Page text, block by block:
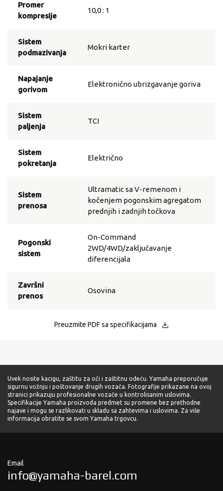
Promer
kompresije
10,0 : 1
Sistem
podmazivanja
Mokri karter
Napajanje
gorivom
Elektronično ubrizgavanje goriva
Sistem
paljenja
TCI
Sistem
pokretanja
Električno
Sistem
prenosa
Ultramatic sa V-remenom i
kočenjem pogonskim agregatom
prednjih i zadnjih točkova
Pogonski
sistem
On-Command
2WD/4WD/zaključavanje
diferencijala
Završni
prenos
Osovina
Preuzmite PDF sa specifikacijama
Uvek nosite kacigu, zaštitu za oči i zaštitnu odeću. Yamaha preporučuje
sigurnu vožnju i poštovanje drugih vozača. Fotografije prikazane na ovoj
stranici prikazuju profesionalne vozače u kontrolisanim uslovima.
Specifikacije Yamaha proizvoda predmet su promene bez prethodne
najave i mogu se razlikovati u skladu sa zahtevima i uslovima. Za više
informacija obratite se svom Yamaha trgovcu.
Email
info@yamaha-barel.com